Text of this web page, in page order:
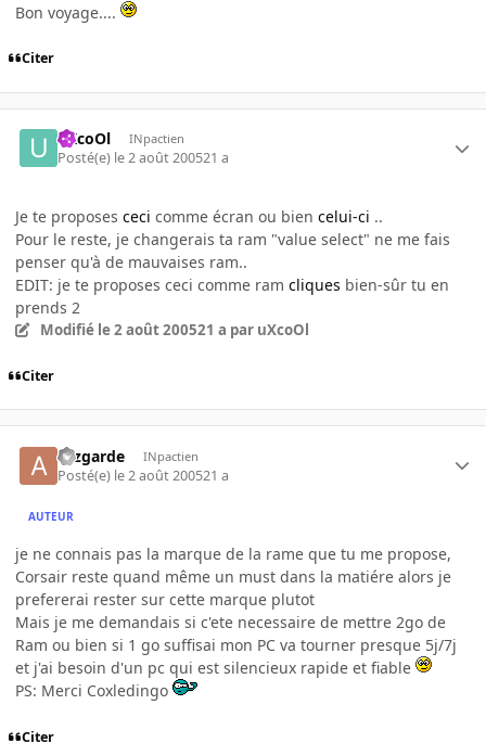
Bon voyage....
Citer
uXcoOl INpactien
Posté(e) le 2 août 200521 a
Je te proposes ceci comme écran ou bien celui-ci ..
Pour le reste, je changerais ta ram "value select" ne me fais
penser qu'à de mauvaises ram..
EDIT: je te proposes ceci comme ram cliques bien-sûr tu en
prends 2
Modifié le 2 août 200521 a par uXcoOl
Citer
azzgarde INpactien
Posté(e) le 2 août 200521 a
AUTEUR
je ne connais pas la marque de la rame que tu me propose,
Corsair reste quand même un must dans la matiére alors je
prefererai rester sur cette marque plutot
Mais je me demandais si c'ete necessaire de mettre 2go de
Ram ou bien si 1 go suffisai mon PC va tourner presque 5j/7j
et j'ai besoin d'un pc qui est silencieux rapide et fiable
PS: Merci Coxledingo
Citer